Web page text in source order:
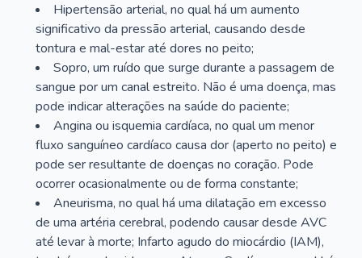
Hipertensão arterial, no qual há um aumento
significativo da pressão arterial, causando desde
tontura e mal-estar até dores no peito;
Sopro, um ruído que surge durante a passagem de
sangue por um canal estreito. Não é uma doença, mas
pode indicar alterações na saúde do paciente;
Angina ou isquemia cardíaca, no qual um menor
fluxo sanguíneo cardíaco causa dor (aperto no peito) e
pode ser resultante de doenças no coração. Pode
ocorrer ocasionalmente ou de forma constante;
Aneurisma, no qual há uma dilatação em excesso
de uma artéria cerebral, podendo causar desde AVC
até levar à morte; Infarto agudo do miocárdio (IAM),